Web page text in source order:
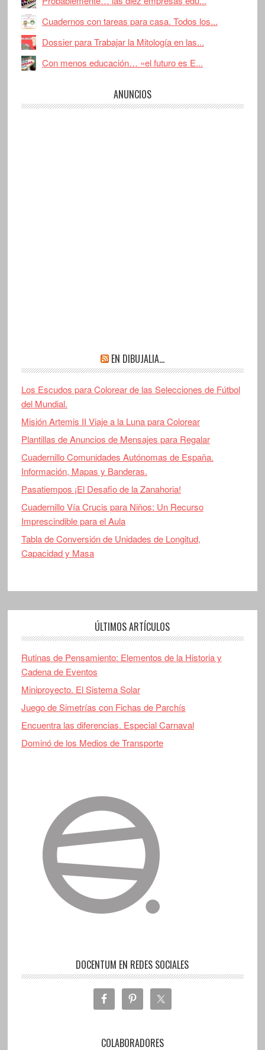
Cuadernos con tareas para casa. Todos los...
Dossier para Trabajar la Mitología en las...
Con menos educación… «el futuro es E...
ANUNCIOS
EN DIBUJALIA…
Los Escudos para Colorear de las Selecciones de Fútbol
del Mundial.
Misión Artemis II Viaje a la Luna para Colorear
Plantillas de Anuncios de Mensajes para Regalar
Cuadernillo Comunidades Autónomas de España.
Información, Mapas y Banderas.
Pasatiempos ¡El Desafio de la Zanahoria!
Cuadernillo Vía Crucis para Niños: Un Recurso
Imprescindible para el Aula
Tabla de Conversión de Unidades de Longitud,
Capacidad y Masa
ÚLTIMOS ARTÍCULOS
Rutinas de Pensamiento: Elementos de la Historia y
Cadena de Eventos
Miniproyecto. El Sistema Solar
Juego de Simetrías con Fichas de Parchís
Encuentra las diferencias. Especial Carnaval
Dominó de los Medios de Transporte
DOCENTUM EN REDES SOCIALES
COLABORADORES